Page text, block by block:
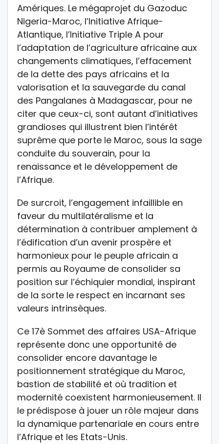
Amériques. Le mégaprojet du Gazoduc
Nigeria-Maroc, l’Initiative Afrique-
Atlantique, l’Initiative Triple A pour
l’adaptation de l’agriculture africaine aux
changements climatiques, l’effacement
de la dette des pays africains et la
valorisation et la sauvegarde du canal
des Pangalanes à Madagascar, pour ne
citer que ceux-ci, sont autant d’initiatives
grandioses qui illustrent bien l’intérêt
suprême que porte le Maroc, sous la sage
conduite du souverain, pour la
renaissance et le développement de
l’Afrique.
De surcroit, l’engagement infaillible en
faveur du multilatéralisme et la
détermination à contribuer amplement à
l’édification d’un avenir prospère et
harmonieux pour le peuple africain a
permis au Royaume de consolider sa
position sur l’échiquier mondial, inspirant
de la sorte le respect en incarnant ses
valeurs intrinsèques.
Ce 17è Sommet des affaires USA-Afrique
représente donc une opportunité de
consolider encore davantage le
positionnement stratégique du Maroc,
bastion de stabilité et où tradition et
modernité coexistent harmonieusement. Il
le prédispose à jouer un rôle majeur dans
la dynamique partenariale en cours entre
l’Afrique et les Etats-Unis.